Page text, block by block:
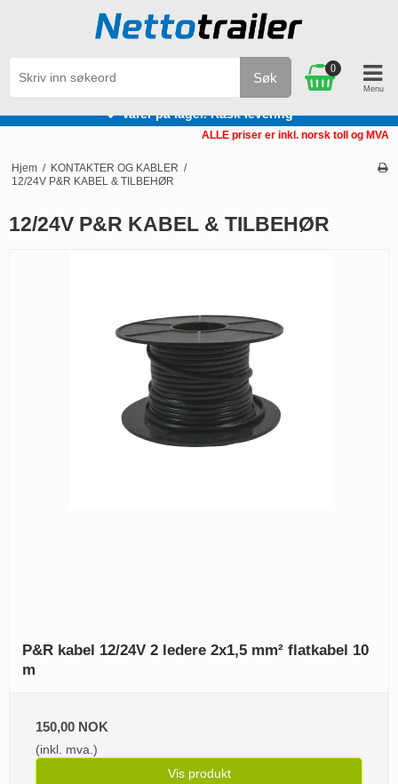
Personlig service
Søk
0
ALLE priser er inkl. norsk toll og MVA
Hjem / KONTAKTER OG KABLER /
12/24V P&R KABEL & TILBEHØR
12/24V P&R KABEL & TILBEHØR
P&R kabel 12/24V 2 ledere 2x1,5 mm² flatkabel 10
m
150,00 NOK
(inkl. mva.)
Vis produkt